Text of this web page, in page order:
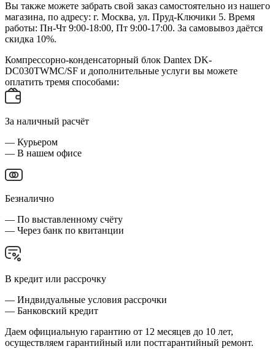
Вы также можете забрать свой заказ самостоятельно из нашего
магазина, по адресу: г. Москва, ул. Пруд-Ключики 5. Время
работы: Пн-Чт 9:00-18:00, Пт 9:00-17:00. За самовывоз даётся
скидка 10%.
Компрессорно-конденсаторный блок Dantex DK-
DC030TWMC/SF и дополнительные услуги вы можете
оплатить тремя способами:
За наличный расчёт
— Курьером
— В нашем офисе
Безналично
— По выставленному счёту
— Через банк по квитанции
В кредит или рассрочку
— Индвидуальные условия рассрочки
— Банковский кредит
Даем официальную гарантию от 12 месяцев до 10 лет,
осуществляем гарантийный или постгарантийный ремонт.